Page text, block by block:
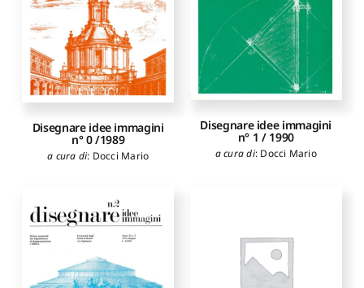
Disegnare idee immagini
n° 0 /1989
a cura di: Docci Mario
Disegnare idee immagini
n° 1 / 1990
a cura di: Docci Mario